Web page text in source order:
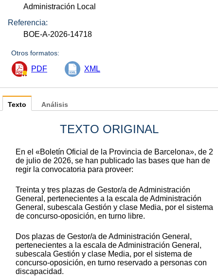
Administración Local
Referencia:
BOE-A-2026-14718
Otros formatos:
PDF XML
Texto
TEXTO ORIGINAL
En el «Boletín Oficial de la Provincia de Barcelona», de 2
de julio de 2026, se han publicado las bases que han de
regir la convocatoria para proveer:
Treinta y tres plazas de Gestor/a de Administración
General, pertenecientes a la escala de Administración
General, subescala Gestión y clase Media, por el sistema
de concurso-oposición, en turno libre.
Dos plazas de Gestor/a de Administración General,
pertenecientes a la escala de Administración General,
subescala Gestión y clase Media, por el sistema de
concurso-oposición, en turno reservado a personas con
discapacidad.
Análisis